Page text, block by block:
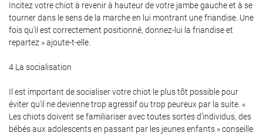
06 45 25 28
Incitez votre chiot à revenir à hauteur de votre jambe gauche et à se
tourner dans le sens de la marche en lui montrant une friandise. Une
fois qu’il est correctement positionné, donnez-lui la friandise et
repartez » ajoute-t-elle.
4 La socialisation
Il est important de socialiser votre chiot le plus tôt possible pour
éviter qu’il ne devienne trop agressif ou trop peureux par la suite. «
Les chiots doivent se familiariser avec toutes sortes d’individus, des
bébés aux adolescents en passant par les jeunes enfants » conseille